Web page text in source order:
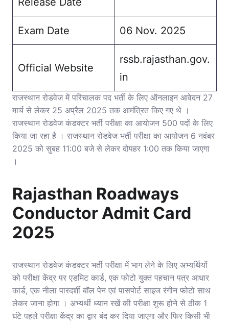
Exam Date 06 Nov. 2025
Official Website
rssb.rajasthan.gov.
in
राजस्थान रोडवेज में परिचालक पद भर्ती के लिए ऑनलाइन आवेदन 27
मार्च से लेकर 25 अप्रैल 2025 तक आमंत्रित किए गए थे ।
राजस्थान रोडवेज कंडक्टर भर्ती परीक्षा का आयोजन 500 पदों के लिए
किया जा रहा है । राजस्थान रोडवेज भर्ती परीक्षा का आयोजन 6 नवंबर
2025 को सुबह 11:00 बजे से लेकर दोपहर 1:00 तक किया जाएगा
।
Rajasthan Roadways
Conductor Admit Card
2025
राजस्थान रोडवेज कंडक्टर भर्ती परीक्षा में भाग लेने के लिए अभ्यर्थियों
को परीक्षा केंद्र पर एडमिट कार्ड, एक फोटो युक्त पहचान पत्र आधार
कार्ड, एक नीला पारदर्शी बॉल पेन एवं पासपोर्ट साइज रंगीन फोटो साथ
लेकर जाना होगा । अभ्यर्थी ध्यान रखें की परीक्षा शुरू होने से ठीक 1
घंटे पहले परीक्षा केंद्र का द्वार बंद कर दिया जाएगा और फिर किसी भी